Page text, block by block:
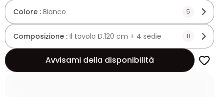
Colore : Bianco 5
Composizione : Il tavolo D.120 cm + 4 sedie 11
Avvisami della disponibilità